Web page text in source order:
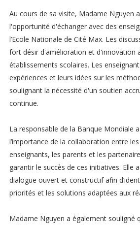
Au cours de sa visite, Madame Nguyen
l'opportunité d'échanger avec des
l’Ecole Nationale de Cité Max. Les
fort désir d'amélioration et d'innovation
établissements scolaires. Les
expériences et leurs idées sur les
soulignant la nécessité d'un soutien
continue.
La responsable de la Banque Mondiale
l’importance de la collaboration entre
enseignants, les parents et les
garantir le succès de ces initiatives. Elle
dialogue ouvert et constructif afin
priorités et les solutions adaptées aux
Madame Nguyen a également souligné